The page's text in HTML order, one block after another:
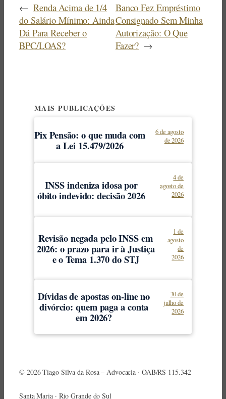
← Renda Acima de 1/4
do Salário Mínimo: Ainda
Dá Para Receber o
BPC/LOAS?
Banco Fez Empréstimo
Consignado Sem Minha
Autorização: O Que
Fazer? →
MAIS PUBLICAÇÕES
Pix Pensão: o que muda com
a Lei 15.479/2026
6 de agosto
de 2026
INSS indeniza idosa por
óbito indevido: decisão 2026
4 de
agosto de
2026
Revisão negada pelo INSS em
2026: o prazo para ir à Justiça
e o Tema 1.370 do STJ
1 de
agosto
de
2026
Dívidas de apostas on-line no
divórcio: quem paga a conta
em 2026?
30 de
julho de
2026
© 2026 Tiago Silva da Rosa – Advocacia · OAB/RS 115.342
Santa Maria · Rio Grande do Sul